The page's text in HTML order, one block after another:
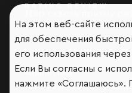
Аналитика
Контактная
На этом веб-сайте
для обеспечения
его использования
Если Вы согласны с
нажмите «Соглашаюсь».